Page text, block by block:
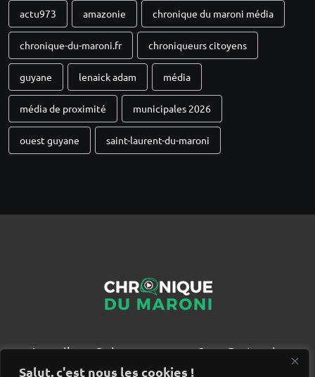
Salut, c'est nous les cookies !
actu973 amazonie chronique du maroni média
chronique-du-maroni.fr chroniqueurs citoyens
guyane lenaick adam média
média de proximité municipales 2026
ouest guyane saint-laurent-du-maroni
Accueil Qui sommes nous ?
Partenaires
Contact